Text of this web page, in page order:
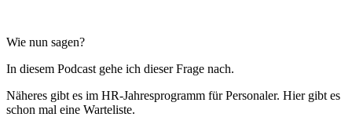
Wie nun sagen?
In diesem Podcast gehe ich dieser Frage nach.
Näheres gibt es im HR-Jahresprogramm für Personaler. Hier gibt es
schon mal eine Warteliste.